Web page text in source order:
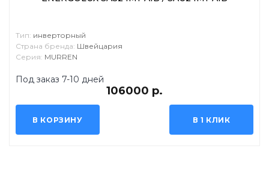
Тип: инверторный
Страна бренда: Швейцария
Серия: MURREN
Под заказ 7-10 дней
106000 р.
В КОРЗИНУ В 1 КЛИК